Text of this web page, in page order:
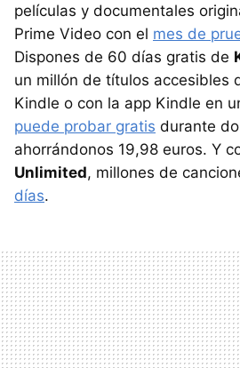
películas y documentales
Prime Video con el mes de
Dispones de 60 días gratis de
un millón de títulos accesibles
Kindle o con la app Kindle en
puede probar gratis durante
ahorrándonos 19,98 euros. Y
Unlimited, millones de
días.